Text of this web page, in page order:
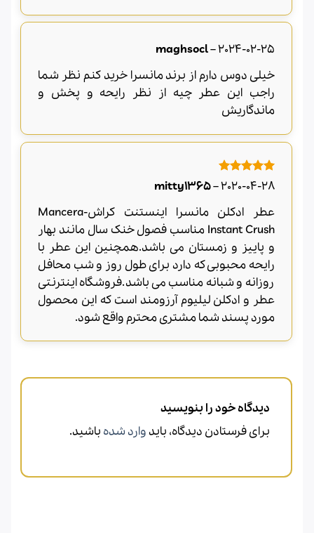
maghsocl–2024-02-25
خیلی دوس دارم از برند مانسرا خرید کنم نظر شما
راجب این عطر چیه از نظر رایحه و پخش و
ماندگاریش
امتیاز
از
5
mitty1365–2020-04-28
عطر ادکلن مانسرا اینستنت کراش-Mancera
Instant Crush مناسب فصول خنک سال مانند بهار
و پاییز و زمستان می باشد.همچنین این عطر با
رایحه محبوبی که دارد برای طول روز و شب محافل
روزانه و شبانه مناسب می باشد.فروشگاه اینترنتی
عطر و ادکلن لیلیوم آرزومند است که این محصول
مورد پسند شما مشتری محترم واقع شود.
دیدگاه خود را بنویسید
برای فرستادن دیدگاه، باید وارد شده باشید.